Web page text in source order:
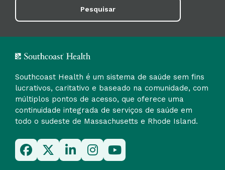
Pesquisar
Southcoast Health é um sistema de saúde sem fins
lucrativos, caritativo e baseado na comunidade, com
múltiplos pontos de acesso, que oferece uma
continuidade integrada de serviços de saúde em
todo o sudeste de Massachusetts e Rhode Island.